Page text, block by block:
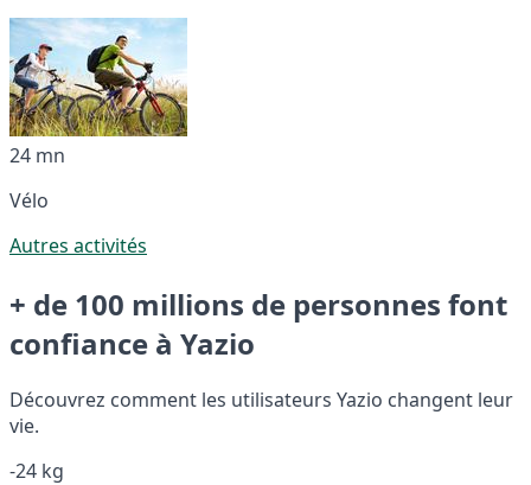
24 mn
Vélo
Autres activités
+ de 100 millions de personnes font
confiance à Yazio
Découvrez comment les utilisateurs Yazio changent leur
vie.
-24 kg